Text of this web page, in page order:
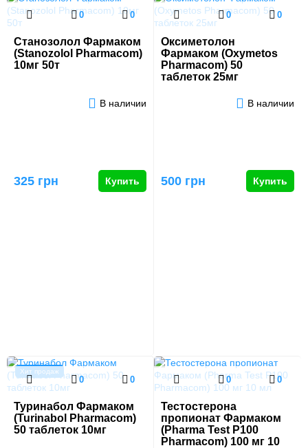
0 0
Станозолол Фармаком
(Stanozolol Pharmacom)
10мг 50т
В наличии
325 грн Купить
0 0
Оксиметолон
Фармаком (Oxymetos
Pharmacom) 50
таблеток 25мг
В наличии
500 грн Купить
Хит продаж
0 0
Туринабол Фармаком
(Turinabol Pharmacom)
50 таблеток 10мг
0 0
Тестостерона
пропионат Фармаком
(Pharma Test P100
Pharmacom) 100 мг 10